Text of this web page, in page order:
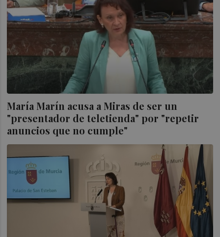
María Marín acusa a Miras de ser un
"presentador de teletienda" por "repetir
anuncios que no cumple"